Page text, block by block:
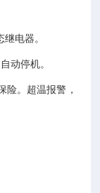
电器。
动停机。
险。超温报警，